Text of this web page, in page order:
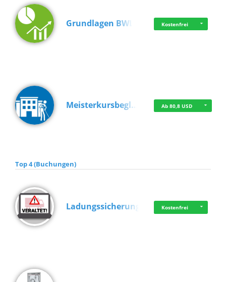
Grundlagen BWL Kostenfrei
Meisterkursbegl… Ab 80,8 USD
Top 4 (Buchungen)
Ladungssicherung Kostenfrei